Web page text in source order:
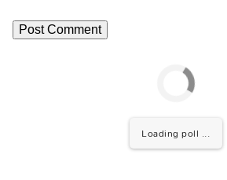
Loading poll ...